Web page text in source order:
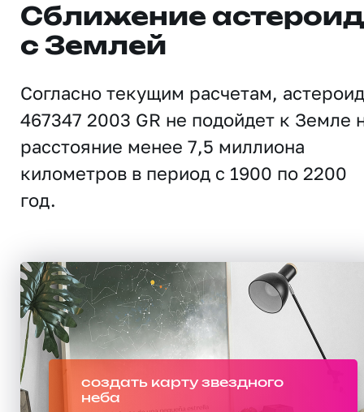
Сближение
с Землей
Согласно текущим расчетам, астероид
467347 2003 GR не подойдет к Земле
расстояние менее 7,5 миллиона
километров в период с 1900 по 2200
год.
создать карту звездного
неба